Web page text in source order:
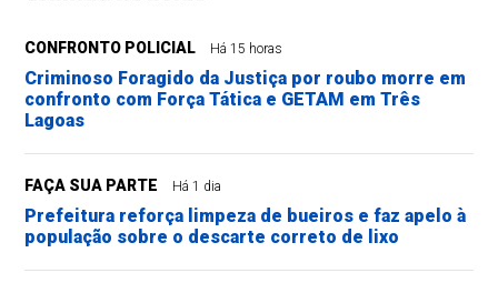
CONFRONTO POLICIAL Há 15 horas
Criminoso Foragido da Justiça por roubo morre em
confronto com Força Tática e GETAM em Três
Lagoas
FAÇA SUA PARTE Há 1 dia
Prefeitura reforça limpeza de bueiros e faz apelo à
população sobre o descarte correto de lixo